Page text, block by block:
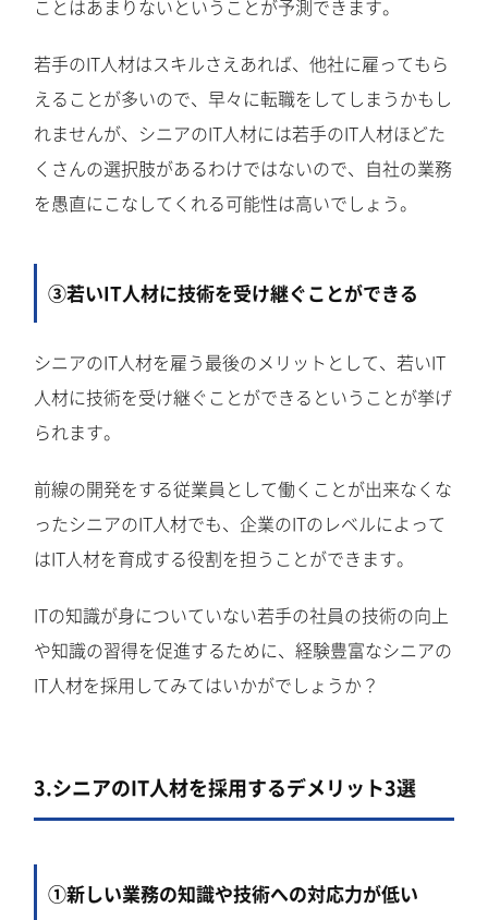
ことはあまりないということが予測できます。
若手のIT人材はスキルさえあれば、他社に雇ってもら
えることが多いので、早々に転職をしてしまうかもし
れませんが、シニアのIT人材には若手のIT人材ほどた
くさんの選択肢があるわけではないので、自社の業務
を愚直にこなしてくれる可能性は高いでしょう。
③若いIT人材に技術を受け継ぐことができる
シニアのIT人材を雇う最後のメリットとして、若いIT
人材に技術を受け継ぐことができるということが挙げ
られます。
前線の開発をする従業員として働くことが出来なくな
ったシニアのIT人材でも、企業のITのレベルによって
はIT人材を育成する役割を担うことができます。
ITの知識が身についていない若手の社員の技術の向上
や知識の習得を促進するために、経験豊富なシニアの
IT人材を採用してみてはいかがでしょうか？
3.シニアのIT人材を採用するデメリット3選
①新しい業務の知識や技術への対応力が低い